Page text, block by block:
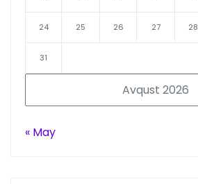
Avqust 2026
24 25 26 27 28
31
« May